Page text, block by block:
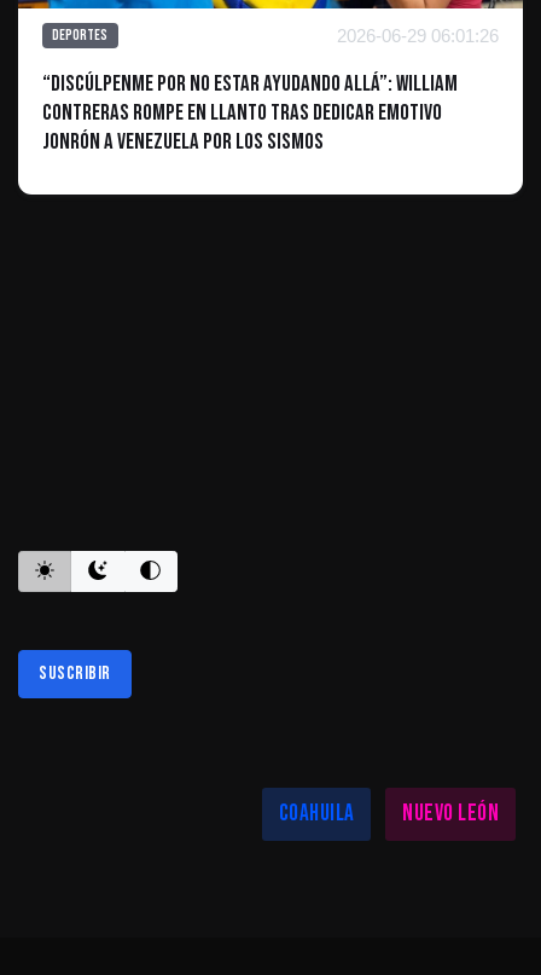
Deportes 2026-06-29 06:01:26
“Discúlpenme por no estar ayudando allá”: William
Contreras rompe en llanto tras dedicar emotivo
jonrón a Venezuela por los sismos
Suscribir
Coahuila
Nuevo León